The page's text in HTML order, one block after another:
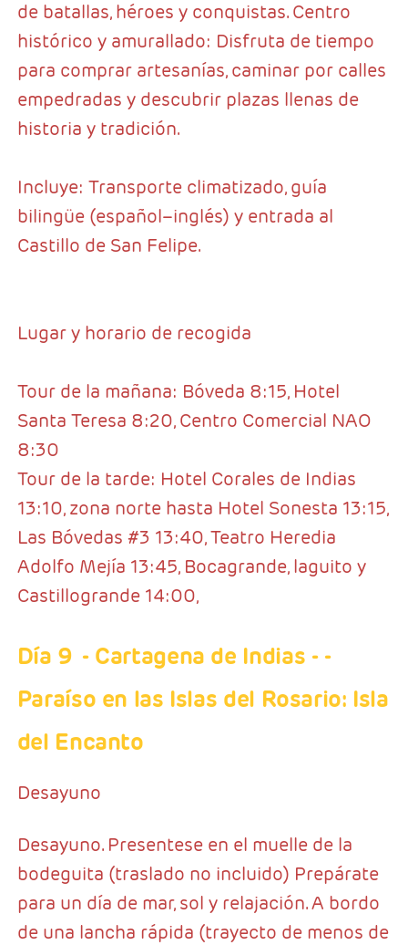
de batallas, héroes y conquistas. Centro
histórico y amurallado: Disfruta de tiempo
para comprar artesanías, caminar por calles
empedradas y descubrir plazas llenas de
historia y tradición.
Incluye: Transporte climatizado, guía
bilingüe (español–inglés) y entrada al
Castillo de San Felipe.
Lugar y horario de recogida
Tour de la mañana: Bóveda 8:15, Hotel
Santa Teresa 8:20, Centro Comercial NAO
8:30
Tour de la tarde: Hotel Corales de Indias
13:10, zona norte hasta Hotel Sonesta 13:15,
Las Bóvedas #3 13:40, Teatro Heredia
Adolfo Mejía 13:45, Bocagrande, laguito y
Castillogrande 14:00,
Día 9 - Cartagena de Indias - -
Paraíso en las Islas del Rosario: Isla
del Encanto
Desayuno
Desayuno. Presentese en el muelle de la
bodeguita (traslado no incluido) Prepárate
para un día de mar, sol y relajación. A bordo
de una lancha rápida (trayecto de menos de